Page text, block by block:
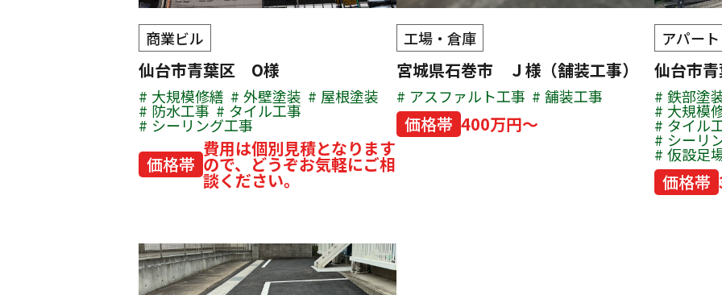
商業ビル
仙台市青葉区 O様
大規模修繕 外壁塗装 屋根塗装
防水工事 タイル工事
シーリング工事
価格帯
費用は個別見積となります
ので、どうぞお気軽にご相
談ください。
工場・倉庫
宮城県石巻市 Ｊ様（舗装工事）
アスファルト工事 舗装工事
価格帯 400万円～
アパート
仙台市
鉄部塗
大規模
タイル
シーリ
仮設足
価格帯